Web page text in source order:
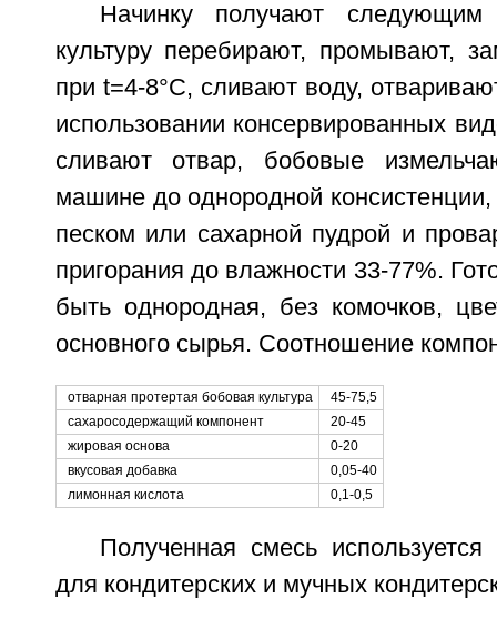
Начинку получают
культуру перебирают, промывают,
при t=4-8°C, сливают воду,
использовании консервированных
сливают отвар, бобовые
машине до однородной
песком или сахарной пудрой и
пригорания до влажности 33-77%.
быть однородная, без комочков,
основного сырья. Соотношение
отварная протертая бобовая культура
45-75,5
сахаросодержащий компонент
20-45
жировая основа
0-20
вкусовая добавка
0,05-40
лимонная кислота
0,1-0,5
Полученная смесь
для кондитерских и мучных